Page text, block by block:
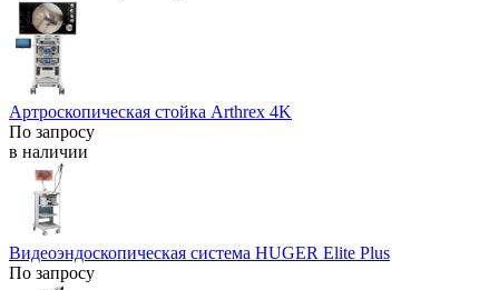
Артроскопическая стойка Arthrex 4K
По запросу
в наличии
Видеоэндоскопическая система HUGER Elite Plus
По запросу